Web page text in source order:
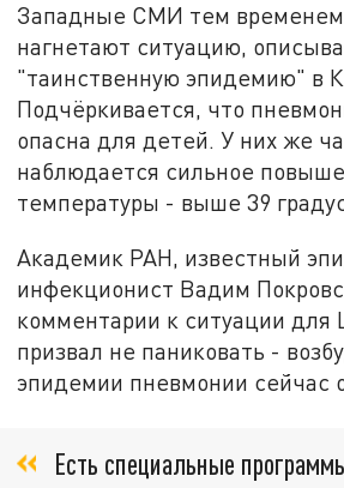
Западные СМИ тем
нагнетают ситуацию,
"таинственную эпидемию" в
Подчёркивается, что
опасна для детей. У них же
наблюдается сильное
температуры - выше 39
Академик РАН, известный
инфекционист Вадим
комментарии к ситуации для
призвал не паниковать -
эпидемии пневмонии сейчас
Есть специальные